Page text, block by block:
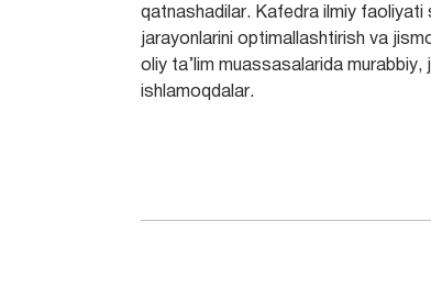
qatnashadilar. Kafedra ilmiy faoliyati
jarayonlarini optimallashtirish va
oliy ta’lim muassasalarida
ishlamoqdalar.